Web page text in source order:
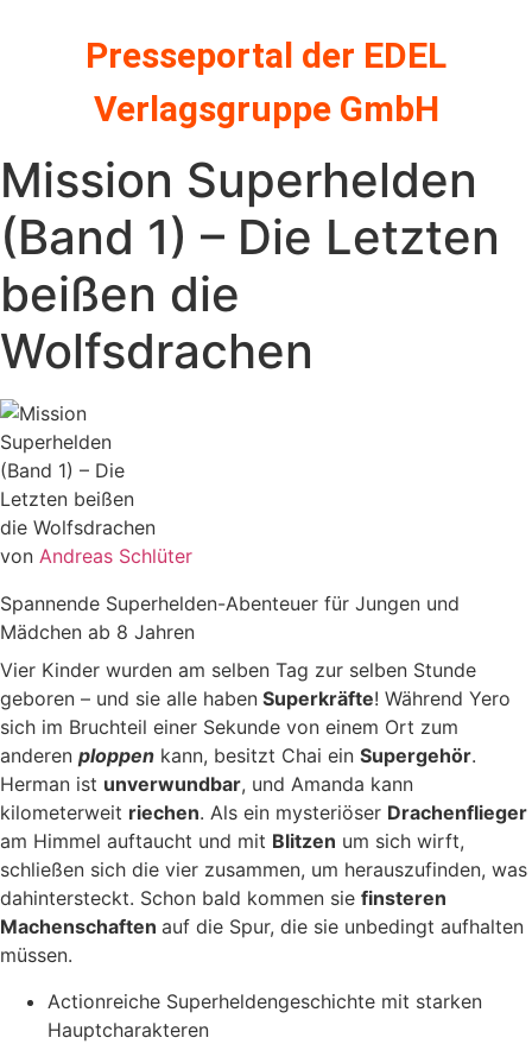
Presseportal der EDEL
Verlagsgruppe GmbH
Mission Superhelden
(Band 1) – Die Letzten
beißen die
Wolfsdrachen
von Andreas Schlüter
Spannende Superhelden-Abenteuer für Jungen und
Mädchen ab 8 Jahren
Vier Kinder wurden am selben Tag zur selben Stunde
geboren – und sie alle haben Superkräfte! Während Yero
sich im Bruchteil einer Sekunde von einem Ort zum
anderen ploppen kann, besitzt Chai ein Supergehör.
Herman ist unverwundbar, und Amanda kann
kilometerweit riechen. Als ein mysteriöser Drachenflieger
am Himmel auftaucht und mit Blitzen um sich wirft,
schließen sich die vier zusammen, um herauszufinden, was
dahintersteckt. Schon bald kommen sie finsteren
Machenschaften auf die Spur, die sie unbedingt aufhalten
müssen.
Actionreiche Superheldengeschichte mit starken
Hauptcharakteren